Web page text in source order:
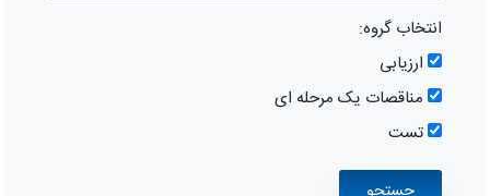
انتخاب گروه:
ارزیابی
مناقصات یک مرحله ای
تست